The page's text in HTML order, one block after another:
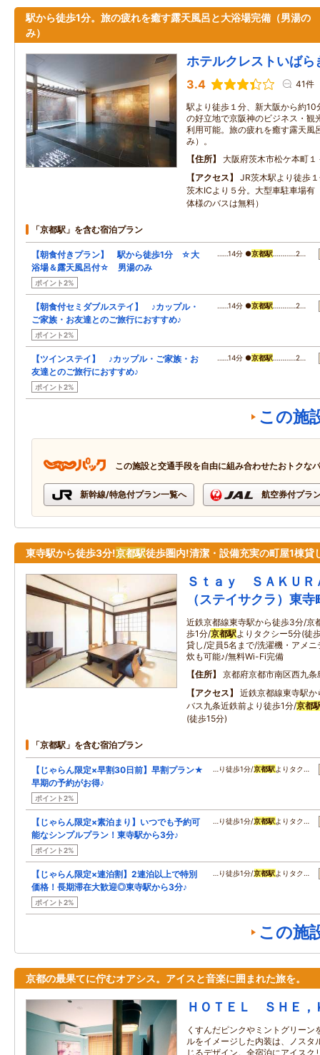
駅から徒歩1分。旅の疲れを癒す露天風呂と大浴場完備（男湯の
み）
ホテルクレストいばら
3.4 41件
駅より徒歩１分、新大阪から約
の好立地で京阪神のビジネス・観
利用可能。旅の疲れを癒す露天風
み）。
住所
大阪府茨木市松ケ本町１
アクセス
JR茨木駅より徒歩
茨木ICより５分。大型車駐車場有
体様のバスは無料）
「京都駅」を含む宿泊プラン
【朝食付きプラン】 駅から徒歩1分 ☆大
浴場＆露天風呂付☆ 男湯のみ
ポイント2%
……14分 ●京都駅…………2…
【朝食付セミダブルステイ】 ♪カップル・
ご家族・お友達とのご旅行におすすめ♪
ポイント2%
……14分 ●京都駅…………2…
【ツインステイ】 ♪カップル・ご家族・お
友達とのご旅行におすすめ♪
ポイント2%
……14分 ●京都駅…………2…
この施
この施設と交通手段を自由に組み合わせたおトクな
新幹線/特急付プラン一覧へ 航空券付プラ
東寺駅から徒歩3分!京都駅徒歩圏内!清潔・設備充実の町屋1棟貸
Ｓｔａｙ ＳＡＫＵ
（ステイサクラ）東寺
近鉄京都線東寺駅から徒歩3分/京
歩1分/京都駅よりタクシー5分(徒
貸し/定員5名まで/洗濯機・アメ
炊も可能♪/無料Wi-Fi完備
住所
京都府京都市南区西九
アクセス
近鉄京都線東寺駅
バス九条近鉄前より徒歩1分/京都
(徒歩15分)
「京都駅」を含む宿泊プラン
【じゃらん限定×早割30日前】早割プラン★
早期の予約がお得♪
ポイント2%
…り徒歩1分/京都駅よりタク…
【じゃらん限定×素泊まり】いつでも予約可
能なシンプルプラン！東寺駅から3分♪
ポイント2%
…り徒歩1分/京都駅よりタク…
【じゃらん限定×連泊割】2連泊以上で特別
価格！長期滞在大歓迎◎東寺駅から3分♪
ポイント2%
…り徒歩1分/京都駅よりタク…
この施
京都の最果てに佇むオアシス。アイスと音楽に囲まれた旅を。
ＨＯＴＥＬ ＳＨＥ，
くすんだピンクやミントグリーン
ルをイメージした内装は、ノスタ
じるデザイン。全宿泊にアイスク